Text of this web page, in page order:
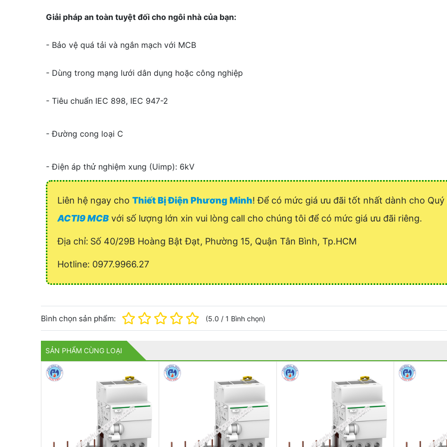
Giải pháp an toàn tuyệt đối cho ngôi nhà của bạn:
- Bảo vệ quá tải và ngắn mạch với MCB
- Dùng trong mạng lưới dân dụng hoặc công nghiệp
- Tiêu chuẩn IEC 898, IEC 947-2
- Đường cong loại C
- Điện áp thử nghiệm xung (Uimp): 6kV
Liên hệ ngay cho Thiết Bị Điện Phương Minh! Để có mức giá ưu đãi tốt nhất dành cho
ACTI9 MCB với số lượng lớn xin vui lòng call cho chúng tôi để có mức giá ưu đãi riêng.
Địa chỉ: Số 40/29B Hoàng Bật Đạt, Phường 15, Quận Tân Bình, Tp.HCM
Hotline: 0977.9966.27
Bình chọn sản phẩm: (5.0 / 1 Bình chọn)
SẢN PHẨM CÙNG LOẠI